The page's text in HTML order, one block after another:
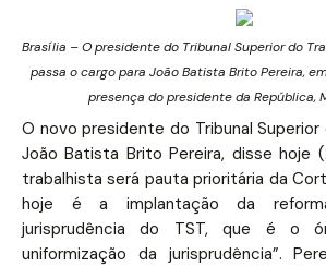
Brasília – O presidente do Tribunal Superior do
passa o cargo para João Batista Brito Pereira,
presença do presidente da República,
O novo presidente do Tribunal Superior
João Batista Brito Pereira, disse hoje
trabalhista será pauta prioritária da
hoje é a implantação da
jurisprudência do TST, que é o
uniformização da jurisprudência”.